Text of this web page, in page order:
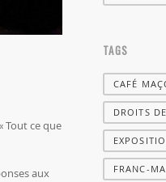
Tout ce que
aux
TAGS
CAFÉ
DROITS
FRANC-